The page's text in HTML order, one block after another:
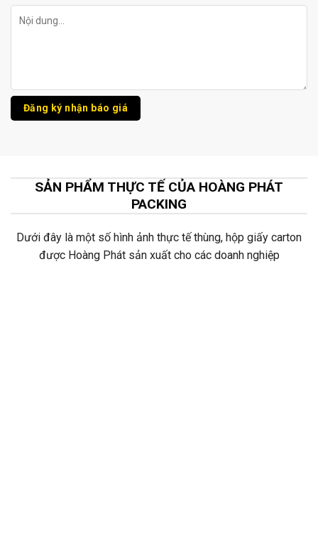
SẢN PHẨM THỰC TẾ CỦA HOÀNG PHÁT
PACKING
Dưới đây là một số hình ảnh thực tế thùng, hộp giấy carton
được Hoàng Phát sản xuất cho các doanh nghiệp